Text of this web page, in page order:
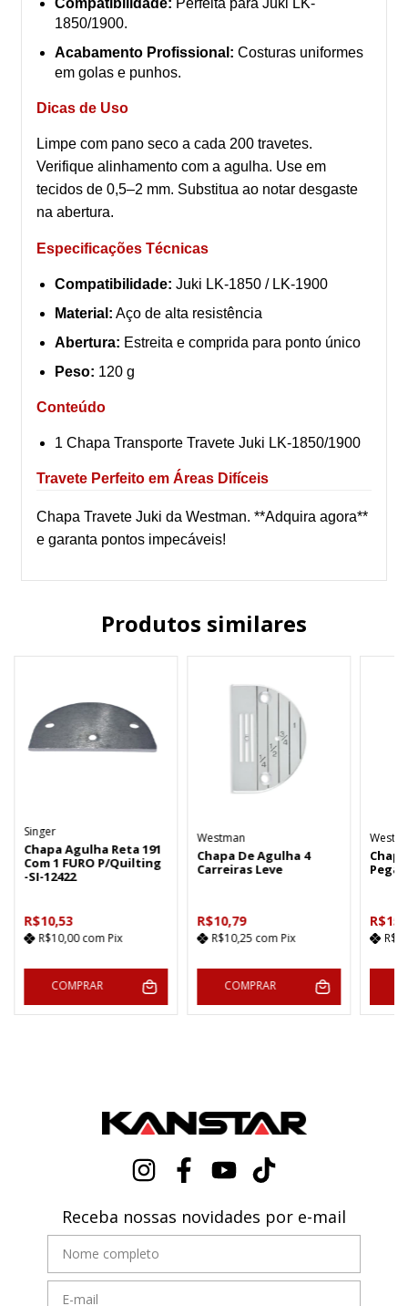
Compatibilidade: Perfeita para Juki LK-
1850/1900.
Acabamento Profissional: Costuras uniformes
em golas e punhos.
Dicas de Uso
Limpe com pano seco a cada 200 travetes.
Verifique alinhamento com a agulha. Use em
tecidos de 0,5–2 mm. Substitua ao notar desgaste
na abertura.
Especificações Técnicas
Compatibilidade: Juki LK-1850 / LK-1900
Material: Aço de alta resistência
Abertura: Estreita e comprida para ponto único
Peso: 120 g
Conteúdo
1 Chapa Transporte Travete Juki LK-1850/1900
Travete Perfeito em Áreas Difíceis
Chapa Travete Juki da Westman. **Adquira agora**
e garanta pontos impecáveis!
Produtos similares
Singer
Chapa Agulha Reta 191
Com 1 FURO P/Quilting
-SI-12422
R$10,53
R$10,00com Pix
COMPRAR
Westman
Chapa De Agulha 4
Carreiras Leve
R$10,79
R$10,25 com Pix
COMPRAR
Receba nossas novidades por e-mail